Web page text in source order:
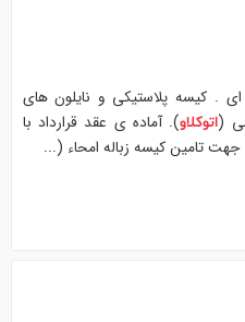
. کیسه پلاستیکی و نایلون های
(اتوکلاو). آماده ی عقد قرارداد با
جهت تامین کیسه زباله امحاء (...